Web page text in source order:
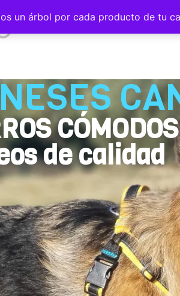
un árbol por cada producto de tu
INICIO
de calidad